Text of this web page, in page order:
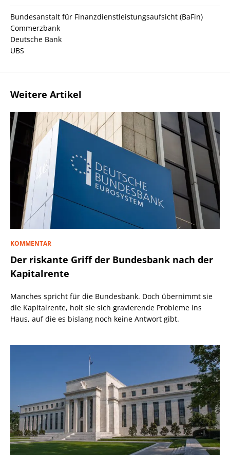
Bundesanstalt für Finanzdienstleistungsaufsicht (BaFin)
Commerzbank
Deutsche Bank
UBS
Weitere Artikel
KOMMENTAR
Der riskante Griff der Bundesbank nach der
Kapitalrente
Manches spricht für die Bundesbank. Doch übernimmt sie
die Kapitalrente, holt sie sich gravierende Probleme ins
Haus, auf die es bislang noch keine Antwort gibt.